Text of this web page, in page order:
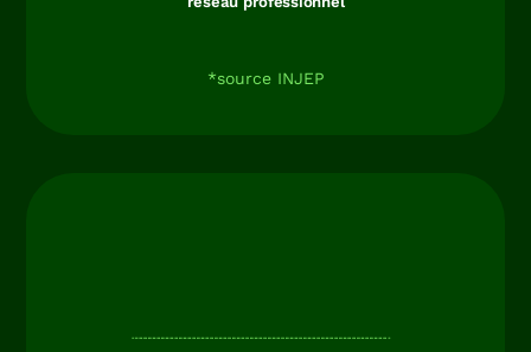
*source INJEP